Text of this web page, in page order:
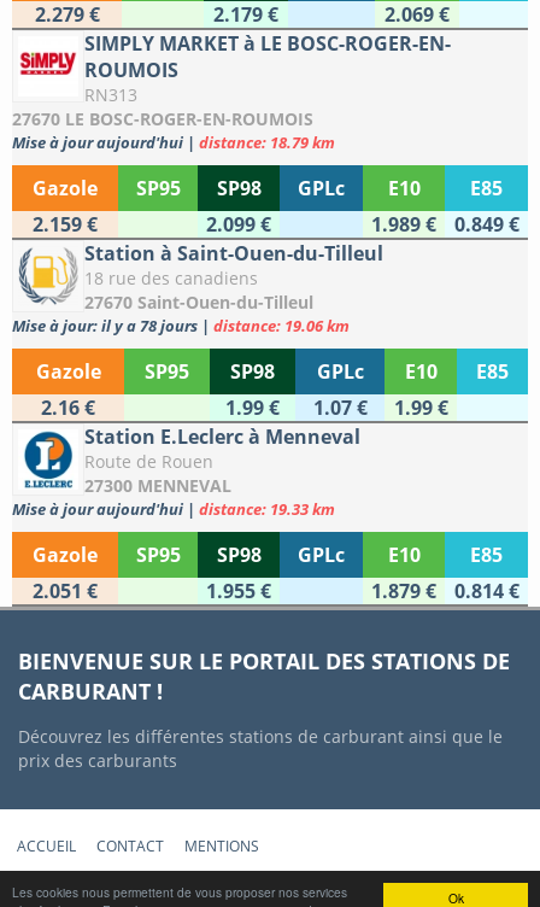
Ok
Les cookies nous permettent de vous proposer nos services
2.279 €
2.179 €
2.069 €
SIMPLY MARKET à LE BOSC-ROGER-EN-
ROUMOIS
RN313
27670 LE BOSC-ROGER-EN-ROUMOIS
Mise à jour aujourd'hui | distance: 18.79 km
Gazole SP95 SP98 GPLc E10
E85
2.159 €
2.099 € 1.989 €
0.849 €
Station à Saint-Ouen-du-Tilleul
18 rue des canadiens
27670 Saint-Ouen-du-Tilleul
Mise à jour: il y a 78 jours | distance: 19.06 km
Gazole SP95 SP98 GPLc E10
E85
2.16 €
1.99 € 1.07 €
1.99 €
Station E.Leclerc à Menneval
Route de Rouen
27300 MENNEVAL
Mise à jour aujourd'hui | distance: 19.33 km
Gazole SP95 SP98 GPLc E10
E85
2.051 €
1.955 € 1.879 € 0.814 €
BIENVENUE SUR LE PORTAIL DES STATIONS DE
CARBURANT !
Découvrez les différentes stations de carburant ainsi que le
prix des carburants
ACCUEIL CONTACT
MENTIONS
Copyright © 2012-2022 Stations-Carburant.com / v5.0.0 (29/06/2022)